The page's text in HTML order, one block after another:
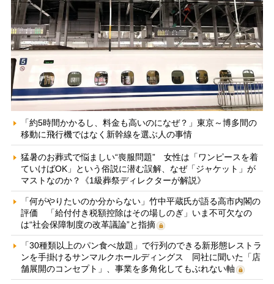
「約5時間かかるし、料金も高いのになぜ？」東京～博多間の
移動に飛行機ではなく新幹線を選ぶ人の事情
猛暑のお葬式で悩ましい“喪服問題” 女性は「ワンピースを着
ていけばOK」という俗説に潜む誤解、なぜ「ジャケット」が
マストなのか？《1級葬祭ディレクターが解説》
「何がやりたいのか分からない」竹中平蔵氏が語る高市内閣の
評価 「給付付き税額控除はその場しのぎ」いま不可欠なの
は“社会保障制度の改革議論”と指摘
「30種類以上のパン食べ放題」で行列のできる新形態レストラ
ンを手掛けるサンマルクホールディングス 同社に聞いた「店
舗展開のコンセプト」、事業を多角化してもぶれない軸